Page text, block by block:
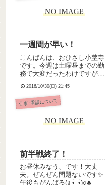
一週間が早い！
こんばんは、おひさし小埜寺
です。今週は土曜昼までの勤
務で大変だったわけですが、
いう間で、一週間がさささー
っと通り過ぎていった感じが
します。事務員さんに舌打ち
ダーばたばたしすぎて助けて
2016/10/30(日) 21:45
仕事･看護について
前半戦終了！
お昼休みなう、です！大丈
夫。ぜんぜん問題ないです✨
午後もがんばる(ง •̀_•́)ง🔥